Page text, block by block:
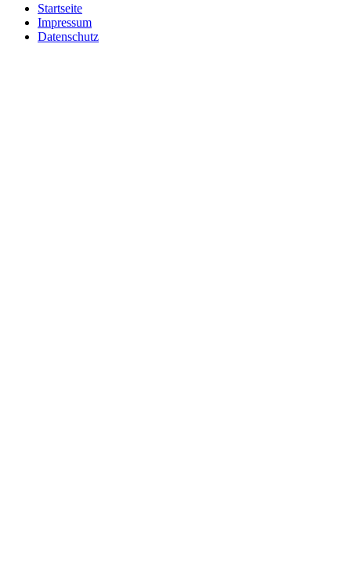
Startseite
Impressum
Datenschutz